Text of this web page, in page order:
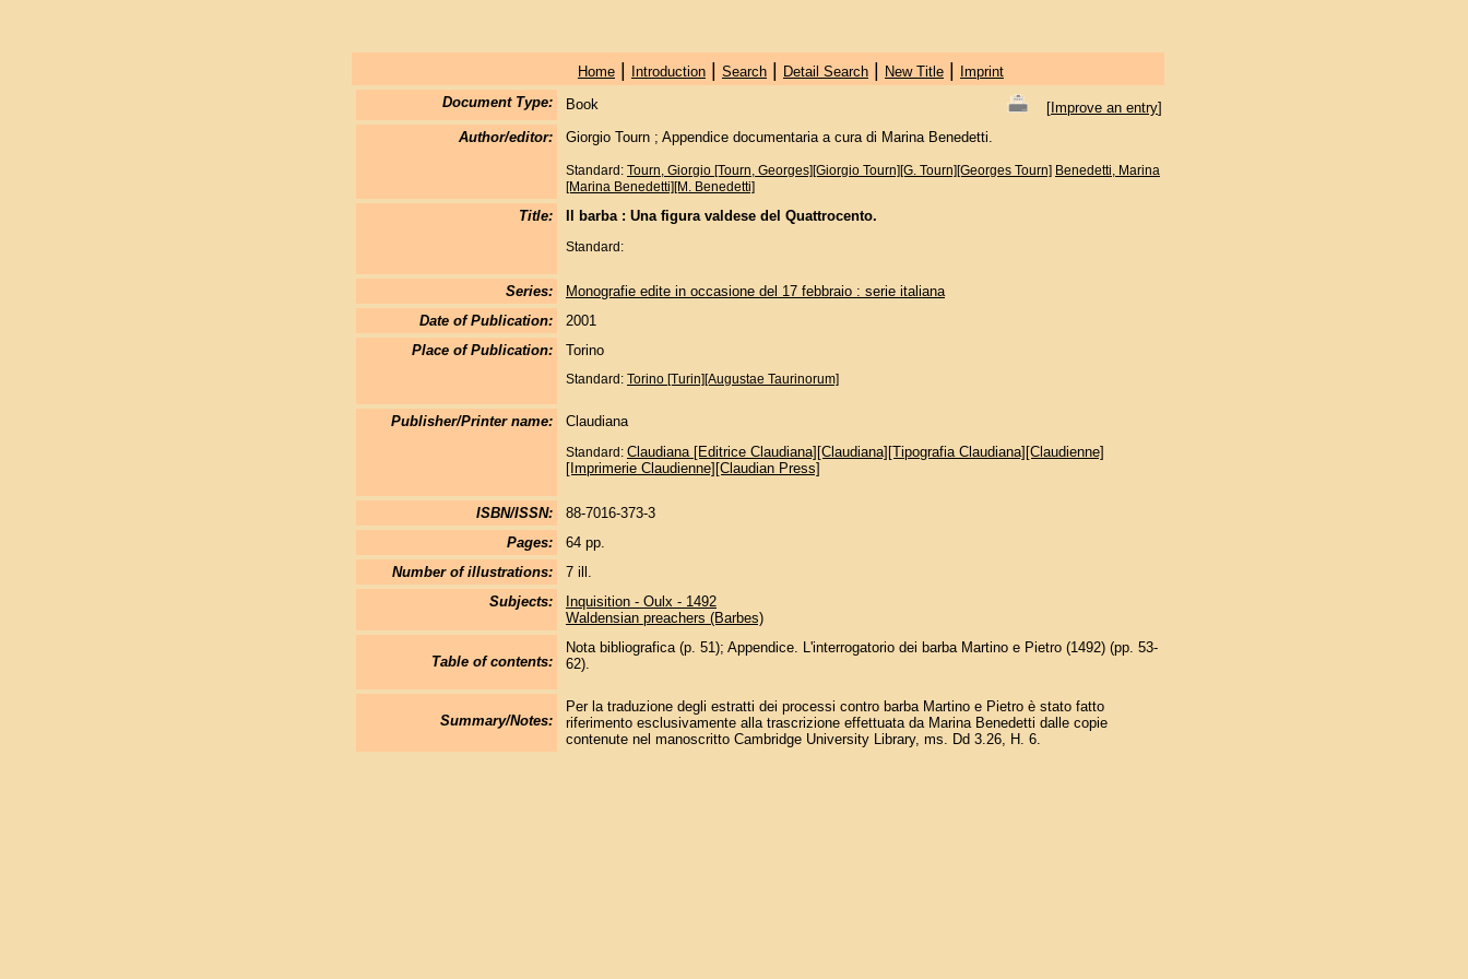
Home| Introduction| Search| Detail Search| New Title|
Imprint
Document Type:
Book [Improve an entry]
Author/editor:
Giorgio Tourn ; Appendice documentaria a cura di Marina Benedetti.
Standard: Tourn, Giorgio [Tourn, Georges][Giorgio Tourn][G. Tourn][Georges Tourn] Benedetti, Marina
[Marina Benedetti][M. Benedetti]
Title: Il barba : Una figura valdese del Quattrocento.
Standard:
Series:
Monografie edite in occasione del 17 febbraio : serie italiana
Date of Publication:
2001
Place of Publication:
Torino
Standard: Torino [Turin][Augustae Taurinorum]
Publisher/Printer name: Claudiana
Standard: Claudiana [Editrice Claudiana][Claudiana][Tipografia Claudiana][Claudienne]
[Imprimerie Claudienne][Claudian Press]
ISBN/ISSN:
88-7016-373-3
Pages:
64 pp.
Number of illustrations:
7 ill.
Subjects:
Inquisition - Oulx - 1492
Waldensian preachers (Barbes)
Table of contents:
Nota bibliografica (p. 51); Appendice. L'interrogatorio dei barba Martino e Pietro (1492) (pp. 53-
62).
Summary/Notes:
Per la traduzione degli estratti dei processi contro barba Martino e Pietro è stato fatto
riferimento esclusivamente alla trascrizione effettuata da Marina Benedetti dalle copie
contenute nel manoscritto Cambridge University Library, ms. Dd 3.26, H. 6.